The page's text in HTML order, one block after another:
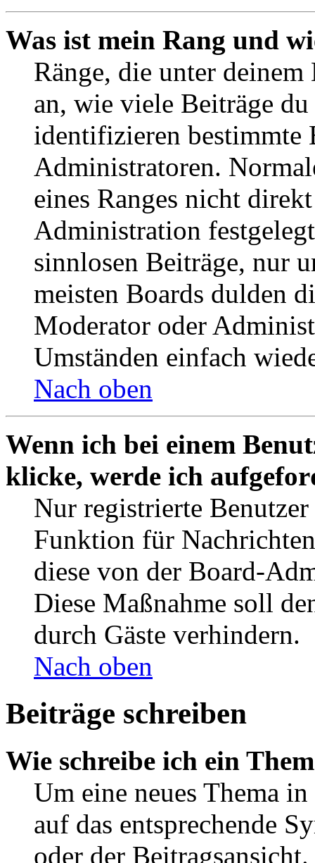
Was ist mein Rang und
Ränge, die unter deinem
an, wie viele Beiträge
identifizieren bestimmte
Administratoren.
eines Ranges nicht
Administration
sinnlosen Beiträge, nur
meisten Boards dulden
Moderator oder
Umständen einfach
Nach oben
Wenn ich bei einem
klicke, werde ich
Nur registrierte
Funktion für
diese von der Board-
Diese Maßnahme soll
durch Gäste verhindern.
Nach oben
Beiträge schreiben
Wie schreibe ich ein
Um eine neues Thema
auf das entsprechende
oder der